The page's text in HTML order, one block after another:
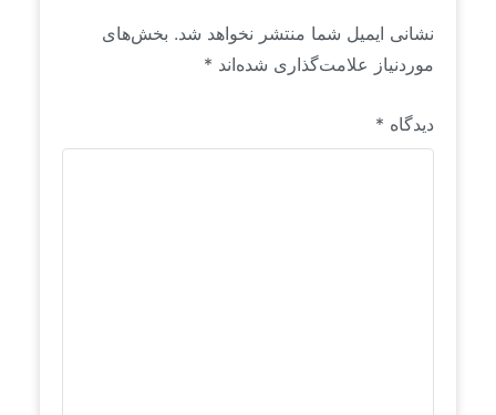
نشانی ایمیل شما منتشر نخواهد شد. بخش‌های
موردنیاز علامت‌گذاری شده‌اند *
دیدگاه *